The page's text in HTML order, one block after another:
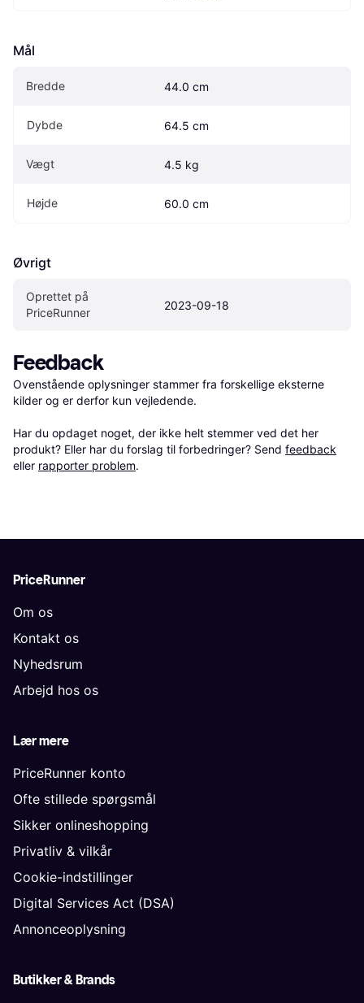
Mål
Bredde 44.0 cm
Dybde 64.5 cm
Vægt 4.5 kg
Højde 60.0 cm
Øvrigt
Oprettet på
PriceRunner
2023-09-18
Feedback
Ovenstående oplysninger stammer fra forskellige eksterne
kilder og er derfor kun vejledende.
Har du opdaget noget, der ikke helt stemmer ved det her
produkt? Eller har du forslag til forbedringer? Send feedback
eller rapporter problem.
PriceRunner
Om os
Kontakt os
Nyhedsrum
Arbejd hos os
Lær mere
PriceRunner konto
Ofte stillede spørgsmål
Sikker onlineshopping
Privatliv & vilkår
Cookie-indstillinger
Digital Services Act (DSA)
Annonceoplysning
Butikker & Brands